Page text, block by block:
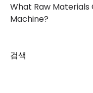
What Raw Materials
Machine?
검색